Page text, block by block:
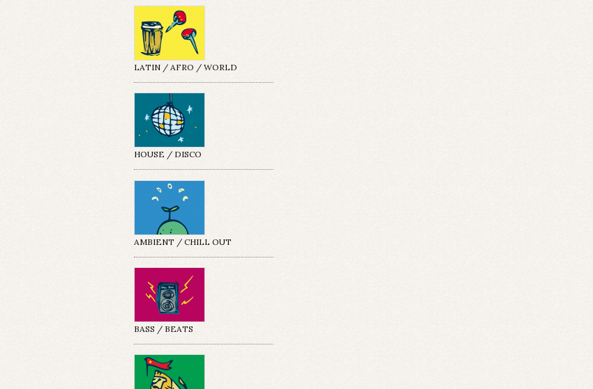
LATIN / AFRO / WORLD
HOUSE / DISCO
AMBIENT / CHILL OUT
BASS / BEATS